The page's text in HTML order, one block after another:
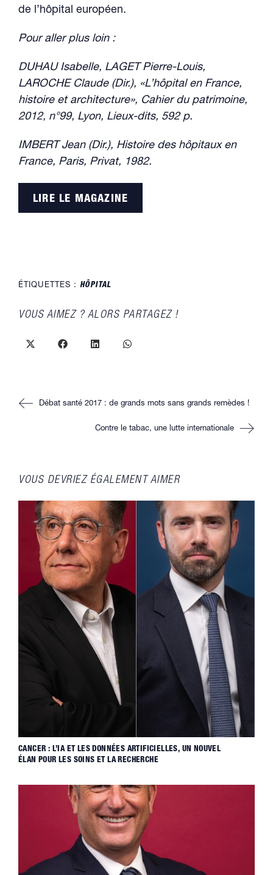
de l’hôpital européen.
Pour aller plus loin :
DUHAU Isabelle, LAGET Pierre-Louis,
LAROCHE Claude (Dir.), «L’hôpital en France,
histoire et architecture», Cahier du patrimoine,
2012, n°99, Lyon, Lieux-dits, 592 p.
IMBERT Jean (Dir.), Histoire des hôpitaux en
France, Paris, Privat, 1982.
LIRE LE MAGAZINE
ÉTIQUETTES :HÔPITAL
VOUS AIMEZ ? ALORS PARTAGEZ !PARTAGER
Ouvrir
Ouvrir
Ouvrir
Ouvrir
Read
more
Débat santé 2017 : de grands mots sans grands remèdes !
Contre le tabac, une lutte internationale
VOUS DEVRIEZ ÉGALEMENT AIMER
CANCER : L’IA ET LES DONNÉES ARTIFICIELLES, UN NOUVEL
ÉLAN POUR LES SOINS ET LA RECHERCHE